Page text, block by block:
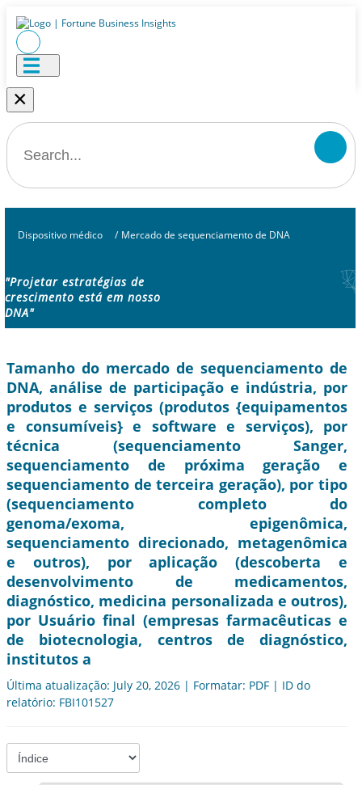
×
Dispositivo médico / Mercado de sequenciamento de DNA
"Projetar estratégias de
crescimento está em nosso
DNA"
Tamanho do mercado de sequenciamento de
DNA, análise de participação e indústria, por
produtos e serviços (produtos {equipamentos
e consumíveis} e software e serviços), por
técnica (sequenciamento Sanger,
sequenciamento de próxima geração e
sequenciamento de terceira geração), por tipo
(sequenciamento completo do
genoma/exoma, epigenômica,
sequenciamento direcionado, metagenômica
e outros), por aplicação (descoberta e
desenvolvimento de medicamentos,
diagnóstico, medicina personalizada e outros),
por Usuário final (empresas farmacêuticas e
de biotecnologia, centros de diagnóstico,
institutos a
Última atualização: July 20, 2026 | Formatar: PDF | ID do
relatório: FBI101527